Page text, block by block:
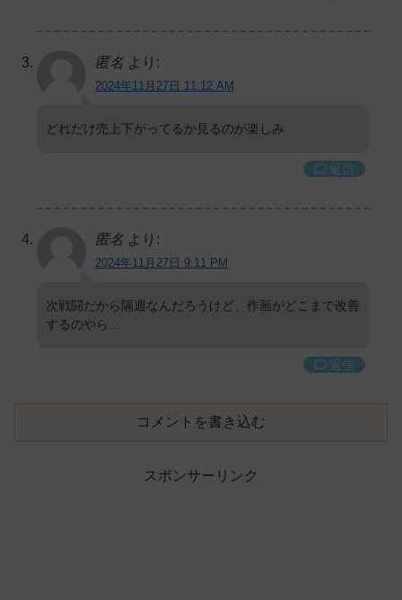
匿名 より:
2024年11月27日 11:12 AM
どれだけ売上下がってるか見るのが楽しみ
返信
匿名 より:
2024年11月27日 9:11 PM
次戦闘だから隔週なんだろうけど、作画がどこまで改善
するのやら…
返信
コメントを書き込む
スポンサーリンク